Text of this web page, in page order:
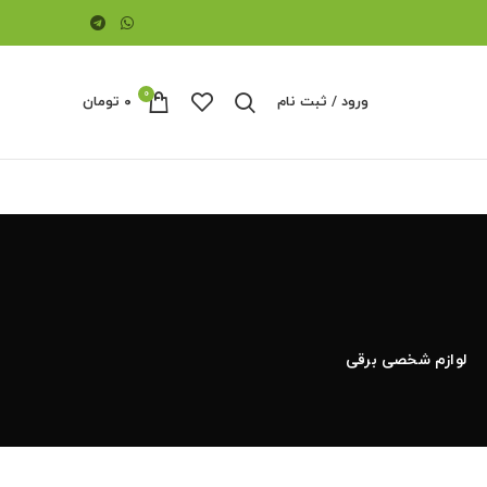
ورود / ثبت نام 0 ۰ تومان
لوازم شخصی برقی